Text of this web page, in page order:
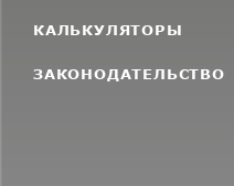
КАЛЬКУЛЯТОРЫ
ЗАКОНОДАТЕЛЬСТВО